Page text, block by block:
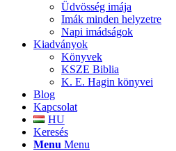
Üdvösség imája
Imák minden helyzetre
Napi imádságok
Kiadványok
Könyvek
KSZE Biblia
K. E. Hagin könyvei
Blog
Kapcsolat
HU
Keresés
Menu Menu